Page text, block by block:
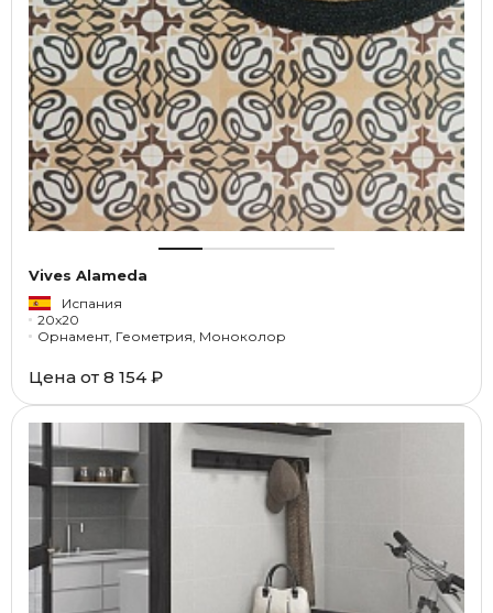
Vives Alameda
Испания
20x20
Орнамент, Геометрия, Моноколор
Цена от 8 154 ₽